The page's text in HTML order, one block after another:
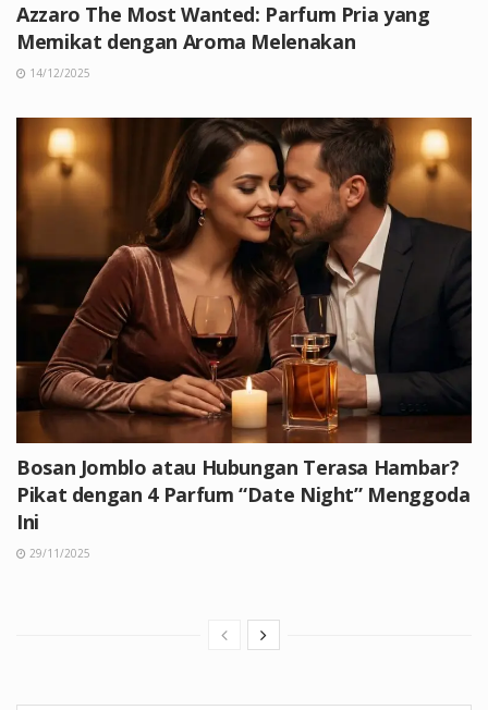
Azzaro The Most Wanted: Parfum Pria yang
Memikat dengan Aroma Melenakan
14/12/2025
Bosan Jomblo atau Hubungan Terasa Hambar?
Pikat dengan 4 Parfum “Date Night” Menggoda
Ini
29/11/2025